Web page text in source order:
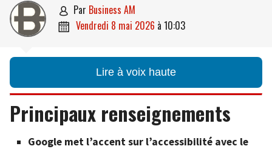
 par Business AM
 vendredi 8 mai 2026 à 10:03
Lire à voix haute
Principaux renseignements
Google met l’accent sur l’accessibilité avec le